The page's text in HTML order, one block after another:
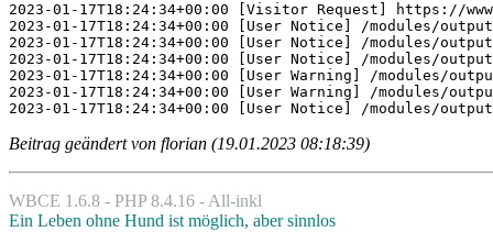
2023-01-17T18:24:34+00:00 [Visitor Request] https://
2023-01-17T18:24:34+00:00 [User Notice] /modules/
2023-01-17T18:24:34+00:00 [User Notice] /modules/
2023-01-17T18:24:34+00:00 [User Notice] /modules/
2023-01-17T18:24:34+00:00 [User Warning] /
2023-01-17T18:24:34+00:00 [User Warning] /
2023-01-17T18:24:34+00:00 [User Notice] /modules/
Beitrag geändert von florian (19.01.2023 08:18:39)
WBCE 1.6.8 - PHP 8.4.16 - All-inkl
Ein Leben ohne Hund ist möglich, aber sinnlos